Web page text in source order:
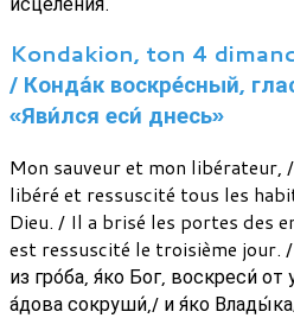
Kondakion, ton 4
/ Конда́к воскре́сный,
«Яви́лся еси́ днесь»
Mon sauveur et mon libérateur,
libéré et ressuscité tous les
Dieu. / Il a brisé les portes des
est ressuscité le troisième jour.
из гро́ба, я́ко Бог, воскреси́
а́дова сокруши́,/ и я́ко